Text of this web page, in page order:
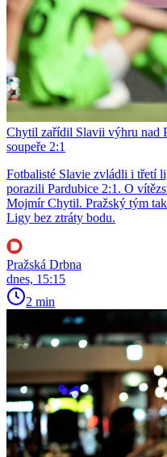
Chytil zařídil Slavii výhru nad
soupeře 2:1
Fotbalisté Slavie zvládli i třetí
porazili Pardubice 2:1. O
Mojmír Chytil. Pražský tým
Ligy bez ztráty bodu.
Pražská Drbna
dnes, 15:15
2 min